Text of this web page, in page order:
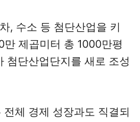
, 수소 등 첨단산업을 키
제곱미터 총 1000만평
첨단산업단지를 새로 조성
체 경제 성장과도 직결되